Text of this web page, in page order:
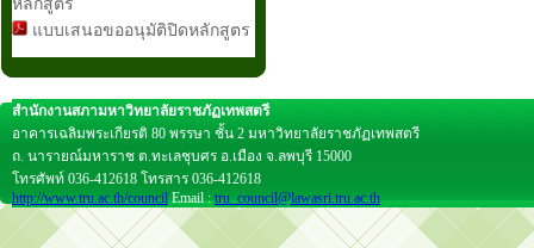
หลักสูตร
แบบเสนอขออนุมัติปิดหลักสูตร
สำนักงานสภามหาวิทยาลัยราชภัฏเทพสตรี
อาคารเฉลิมพระเกียรติ 80 พรรษา ชั้น 2 มหาวิทยาลัยราชภัฏเทพสตรี
ถ. นารายณ์มหาราช ต.ทะเลชุบศร อ.เมือง จ.ลพบุรี 15000
โทรศัพท์ 036-412618 โทรสาร 036-412618
http://www.tru.ac.th/councilEmail :tru_council@lawasri.tru.ac.th